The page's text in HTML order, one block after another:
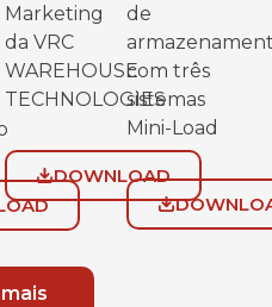
Marketing
da VRC
WAREHOUSE
TECHNOLOGIES
DOWNLOAD
de
com três
sistemas
Mini-Load